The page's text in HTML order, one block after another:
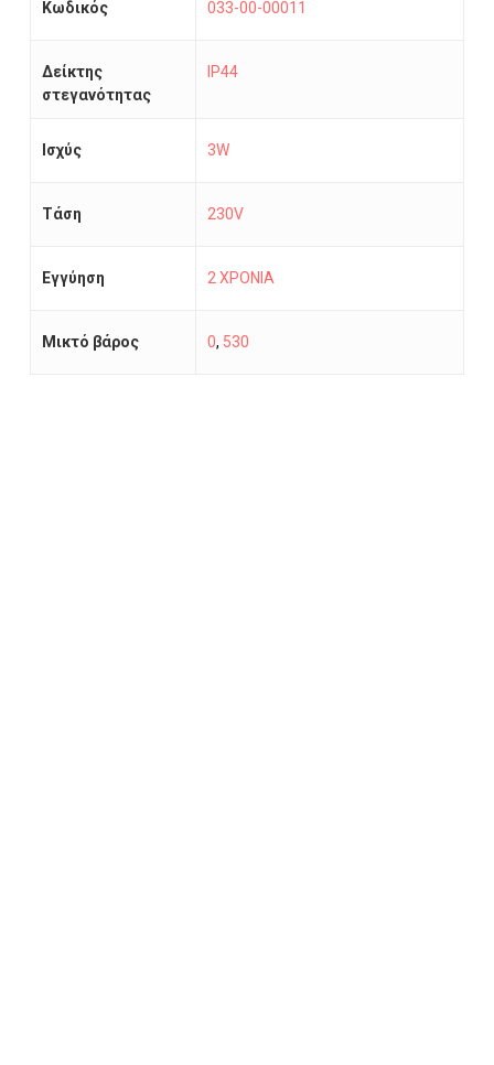
Κωδικός 033-00-00011
Δείκτης
στεγανότητας
IP44
Ισχύς 3W
Τάση 230V
Εγγύηση 2 ΧΡΟΝΙΑ
Μικτό βάρος 0, 530